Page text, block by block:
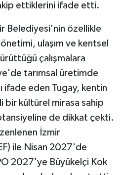
ettiklerini ifade etti.
Belediyesi'nin özellikle
ulaşım ve kentsel
çalışmalara
tarımsal üretimde
ifade eden Tugay, kentin
bir kültürel mirasa sahip
de dikkat çekti.
İzmir
ile Nisan 2027'de
2027'ye Büyükelçi Kok